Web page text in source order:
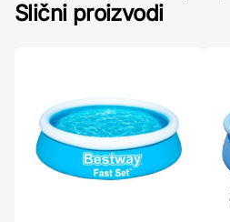
Slični proizvodi